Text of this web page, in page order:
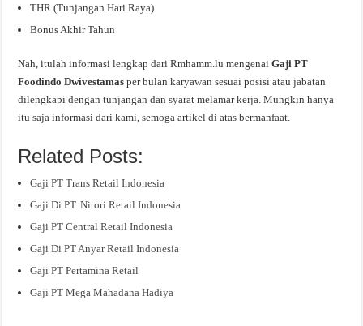
THR (Tunjangan Hari Raya)
Bonus Akhir Tahun
Nah, itulah informasi lengkap dari Rmhamm.lu mengenaiGaji PT
Foodindo Dwivestamasper bulan karyawan sesuai posisi atau jabatan
dilengkapi dengan tunjangan dan syarat melamar kerja. Mungkin hanya
itu saja informasi dari kami, semoga artikel di atas bermanfaat.
Related Posts:
Gaji PT Trans Retail Indonesia
Gaji Di PT. Nitori Retail Indonesia
Gaji PT Central Retail Indonesia
Gaji Di PT Anyar Retail Indonesia
Gaji PT Pertamina Retail
Gaji PT Mega Mahadana Hadiya